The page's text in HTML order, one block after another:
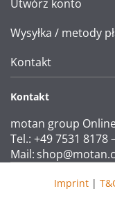
Utwórz konto
Wysyłka / metody
Kontakt
Kontakt
motan group
Tel.: +49 7531 8178
Mail:
Imprint |